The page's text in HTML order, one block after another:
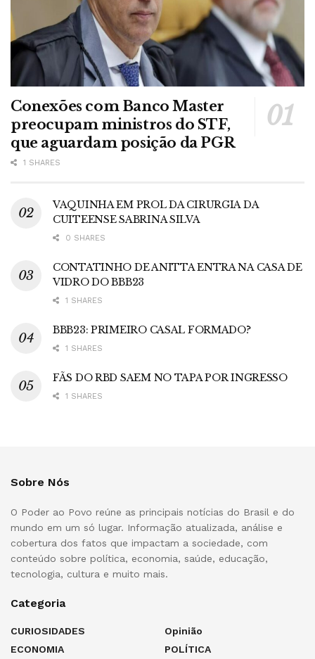
Conexões com Banco Master
preocupam ministros do STF,
que aguardam posição da PGR
1 SHARES
VAQUINHA EM PROL DA CIRURGIA DA
CUITEENSE SABRINA SILVA
0 SHARES
CONTATINHO DE ANITTA ENTRA NA CASA DE
VIDRO DO BBB23
1 SHARES
BBB23: PRIMEIRO CASAL FORMADO?
1 SHARES
FÃS DO RBD SAEM NO TAPA POR INGRESSO
1 SHARES
Sobre Nós
O Poder ao Povo reúne as principais notícias do Brasil e do
mundo em um só lugar. Informação atualizada, análise e
cobertura dos fatos que impactam a sociedade, com
conteúdo sobre política, economia, saúde, educação,
tecnologia, cultura e muito mais.
Categoria
CURIOSIDADES
ECONOMIA
Opinião
POLÍTICA